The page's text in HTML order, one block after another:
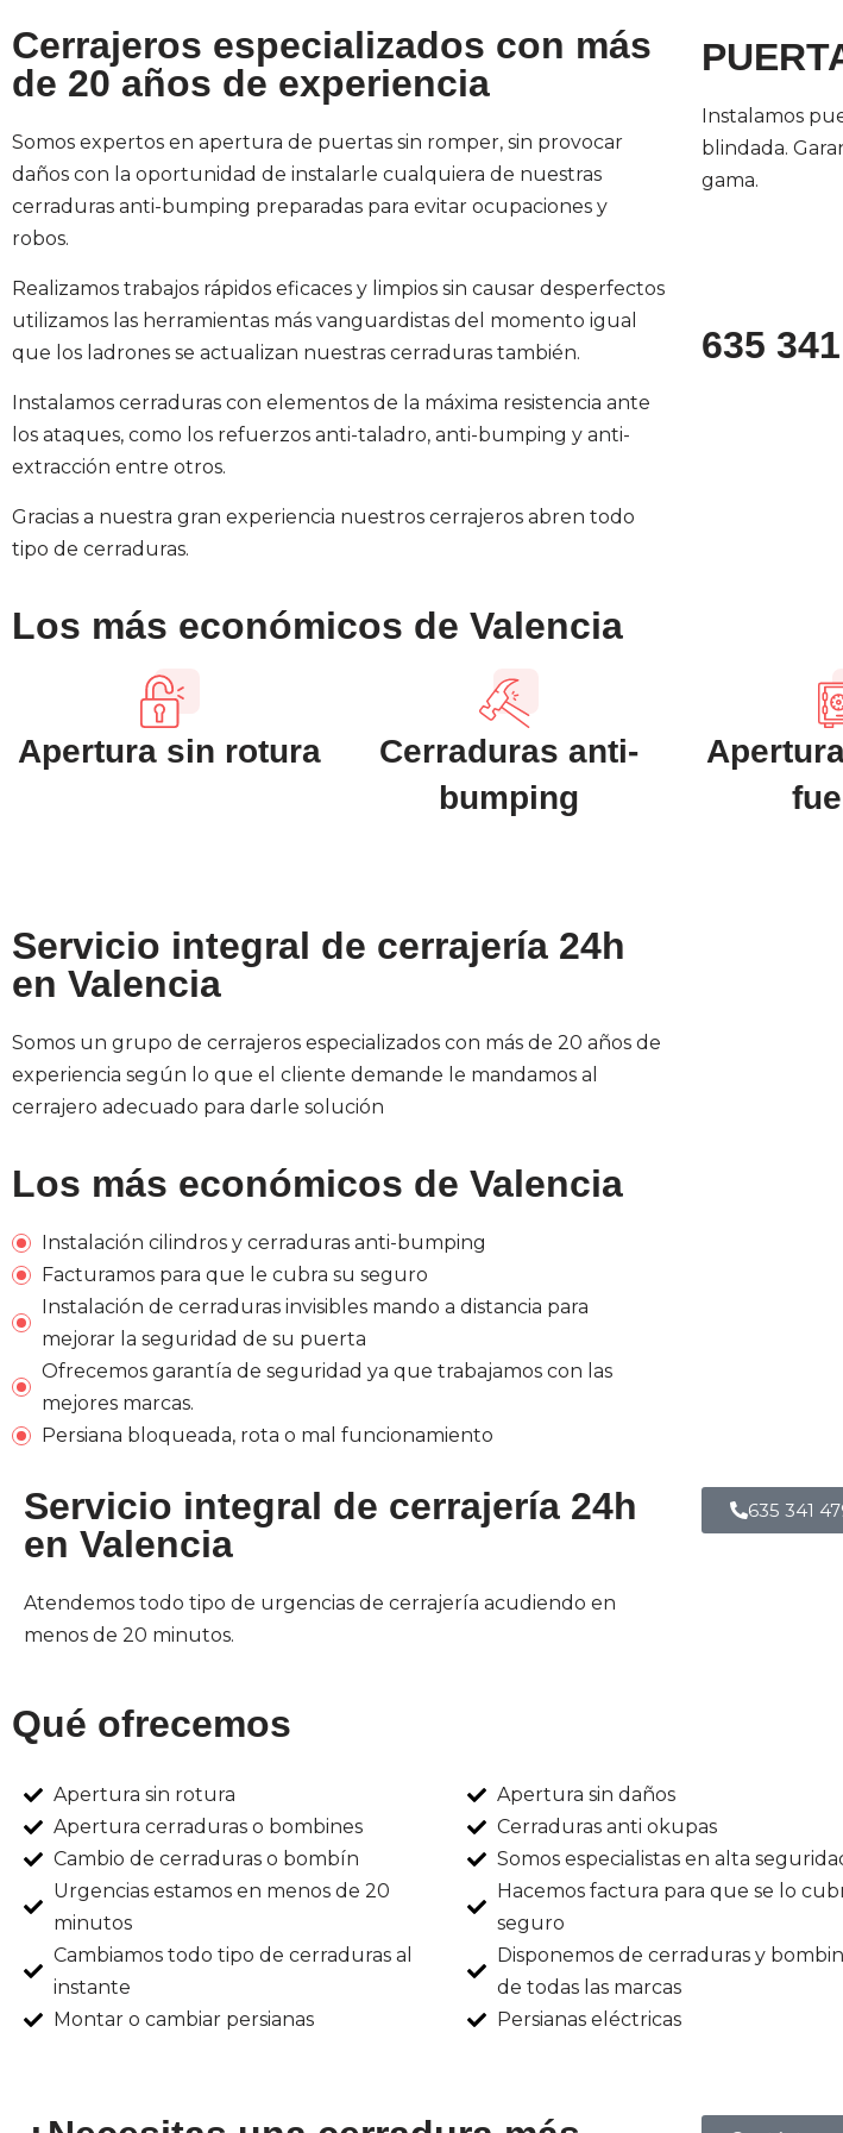
Cerrajeros especializados con más
de 20 años de experiencia
Somos expertos en apertura de puertas sin romper, sin provocar
daños con la oportunidad de instalarle cualquiera de nuestras
cerraduras anti-bumping preparadas para evitar ocupaciones y
robos.
Realizamos trabajos rápidos eficaces y limpios sin causar desperfectos
utilizamos las herramientas más vanguardistas del momento igual
que los ladrones se actualizan nuestras cerraduras también.
Instalamos cerraduras con elementos de la máxima resistencia ante
los ataques, como los refuerzos anti-taladro, anti-bumping y anti-
extracción entre otros.
Gracias a nuestra gran experiencia nuestros cerrajeros abren todo
tipo de cerraduras.
Los más económicos de Valencia
Instalamos
blindada.
gama.
635
Apertura sin rotura
Cerraduras anti-
bumping
Servicio integral de cerrajería 24h
en Valencia
Somos un grupo de cerrajeros especializados con más de 20 años de
experiencia según lo que el cliente demande le mandamos al
cerrajero adecuado para darle solución
Los más económicos de Valencia
Instalación cilindros y cerraduras anti-bumping
Facturamos para que le cubra su seguro
Instalación de cerraduras invisibles mando a distancia para
mejorar la seguridad de su puerta
Ofrecemos garantía de seguridad ya que trabajamos con las
mejores marcas.
Persiana bloqueada, rota o mal funcionamiento
Servicio integral de cerrajería 24h
en Valencia
Atendemos todo tipo de urgencias de cerrajería acudiendo en
menos de 20 minutos.
635 341
Qué ofrecemos
Apertura sin rotura
Apertura cerraduras o bombines
Cambio de cerraduras o bombín
Urgencias estamos en menos de 20
minutos
Cambiamos todo tipo de cerraduras al
instante
Montar o cambiar persianas
Apertura sin daños
Cerraduras anti okupas
Somos especialistas en alta
Hacemos factura para que se lo
seguro
Disponemos de cerraduras y
de todas las marcas
Persianas eléctricas